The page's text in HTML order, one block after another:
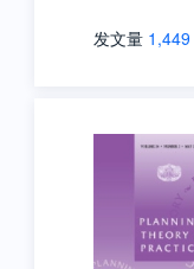
发文量 1,449